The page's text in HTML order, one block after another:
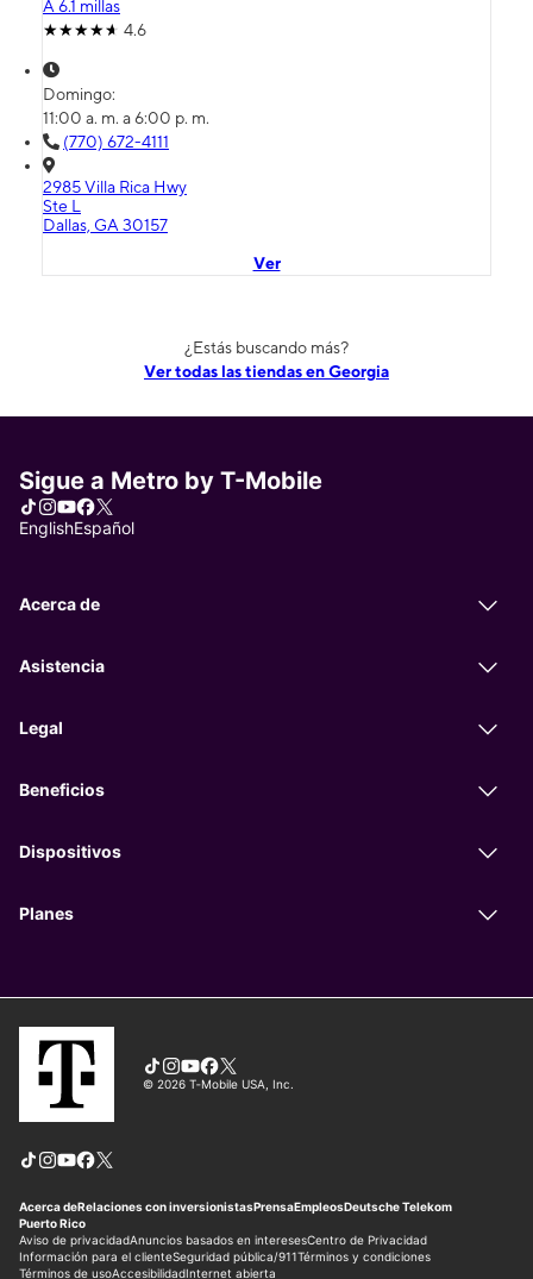
A 6.1 millas
4.6
Domingo:
11:00 a. m. a 6:00 p. m.
(770) 672-4111
2985 Villa Rica Hwy
Ste L
Dallas, GA 30157
Ver
¿Estás buscando más?
Ver todas las tiendas en Georgia